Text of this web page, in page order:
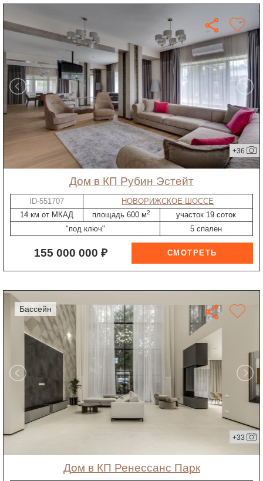
+36
дом в КП Рубин Эстейт
ID-551707
НОВОРИЖСКОЕ ШОССЕ
14 км от МКАД
площадь 600 м2
участок 19 соток
"под ключ"
5 спален
155 000 000 ₽
бассейн
+33
дом в КП Ренессанс Парк